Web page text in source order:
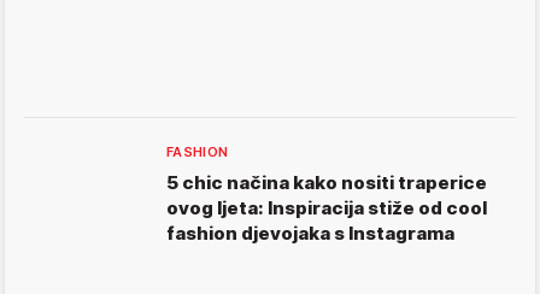
FASHION
5 chic načina kako nositi traperice
ovog ljeta: Inspiracija stiže od cool
fashion djevojaka s Instagrama